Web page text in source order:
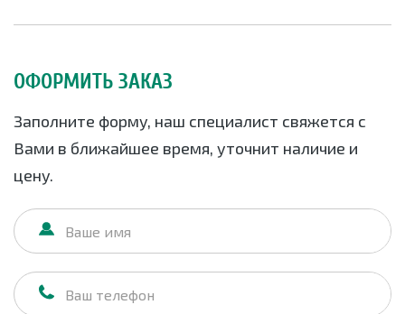
ОФОРМИТЬ ЗАКАЗ
Заполните форму, наш специалист свяжется с
Вами в ближайшее время, уточнит наличие и
цену.